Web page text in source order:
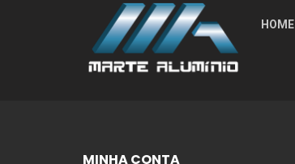
HOME
MINHA CONTA